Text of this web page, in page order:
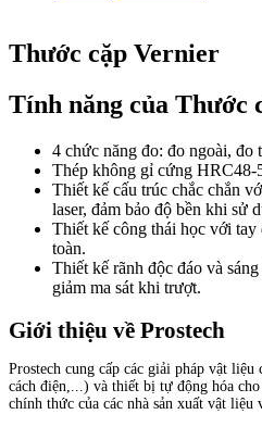
Thước cặp Vernier
Tính năng của Thước
4 chức năng đo: đo ngoài, đo
Thép không gỉ cứng HRC48-
Thiết kế cấu trúc chắc chắn
laser, đảm bảo độ bền khi sử
Thiết kế công thái học với tay
toàn.
Thiết kế rãnh độc đáo và
giảm ma sát khi trượt.
Giới thiệu về Prostech
Prostech cung cấp các giải pháp vật
cách điện,...) và thiết bị tự động hóa
chính thức của các nhà sản xuất vật